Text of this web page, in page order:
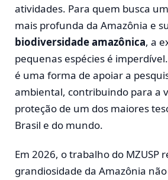
atividades. Para quem busca
mais profunda da Amazônia e
biodiversidade amazônica, a
pequenas espécies é
é uma forma de apoiar a
ambiental, contribuindo para a
proteção de um dos maiores
Brasil e do mundo.
Em 2026, o trabalho do MZUSP
grandiosidade da Amazônia